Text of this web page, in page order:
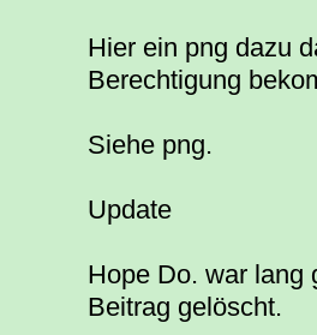
Hier ein png dazu
Berechtigung
Siehe png.
Update
Hope Do. war lang
Beitrag gelöscht.